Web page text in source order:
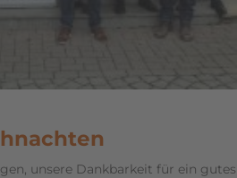
unsere Dankbarkeit für ein gutes